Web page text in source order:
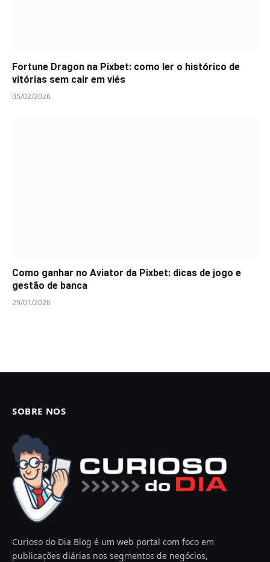
Fortune Dragon na Pixbet: como ler o histórico de
vitórias sem cair em viés
05/02/2026
Como ganhar no Aviator da Pixbet: dicas de jogo e
gestão de banca
29/01/2026
SOBRE NOS
Curioso do Dia Blog é um web portal com foco em
publicações diárias nos segmentos de negócios,